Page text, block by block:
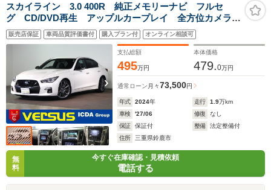
スカイライン 3.0 400R 純正メモリーナビ フルセ
グ CD/DVD再生 アップルカープレイ 全方位カメラ
ETC ドラレコ LEDオートライト 黒革シート シー
トヒーター パワーシート 純正19AW ターボ 禁煙車
販売店保証 車両品質評価書付 購入プラン付 オンライン相談可
支払総額
495万円
本体価格
479.0万円
通常ローン 月々73,500円
年式 2024年 走行 1.9万km
車検
'27/06 修復
なし
保証
保証付 整備
法定整備付
住所
三重県鈴鹿市
無
料
今すぐ在庫確認・見積依頼
電話する